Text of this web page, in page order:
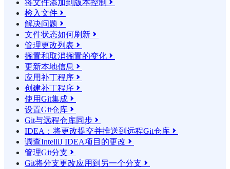
将文件添加到版本控制 
检入文件 
解决问题 
文件状态如何刷新 
管理更改列表 
搁置和取消搁置的变化 
更新本地信息 
应用补丁程序 
创建补丁程序 
使用Git集成 
设置Git仓库 
Git与远程仓库同步 
IDEA：将更改提交并推送到远程Git仓库 
调查IntelliJ IDEA项目的更改 
管理Git分支 
Git将分支更改应用到另一个分支 